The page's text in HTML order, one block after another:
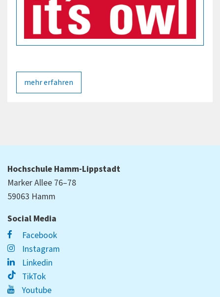
mehr erfahren
Hochschule Hamm-Lippstadt
Marker Allee 76–78
59063 Hamm
Social Media
Facebook
Instagram
Linkedin
TikTok
Youtube